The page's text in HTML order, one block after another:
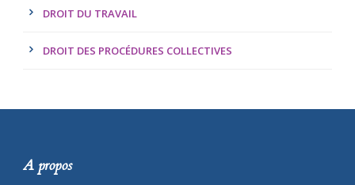
DROIT DU TRAVAIL
DROIT DES PROCÉDURES COLLECTIVES
A propos